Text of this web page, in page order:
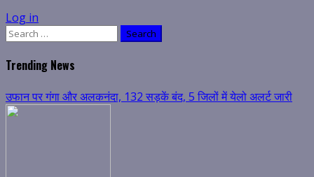
Log in
Search
Trending News
उफान पर गंगा और अलकनंदा, 132 सड़कें बंद, 5 जिलों में येलो अलर्ट जारी